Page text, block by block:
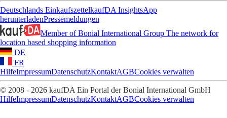
Deutschlands EinkaufszettelkaufDA InsightsApp
herunterladenPressemeldungen
Member of Bonial International Group The network for
location based shopping information
DE
FR
HilfeImpressumDatenschutzKontaktAGBCookies verwalten
© 2008 - 2026 kaufDA Ein Portal der Bonial International GmbH
HilfeImpressumDatenschutzKontaktAGBCookies verwalten